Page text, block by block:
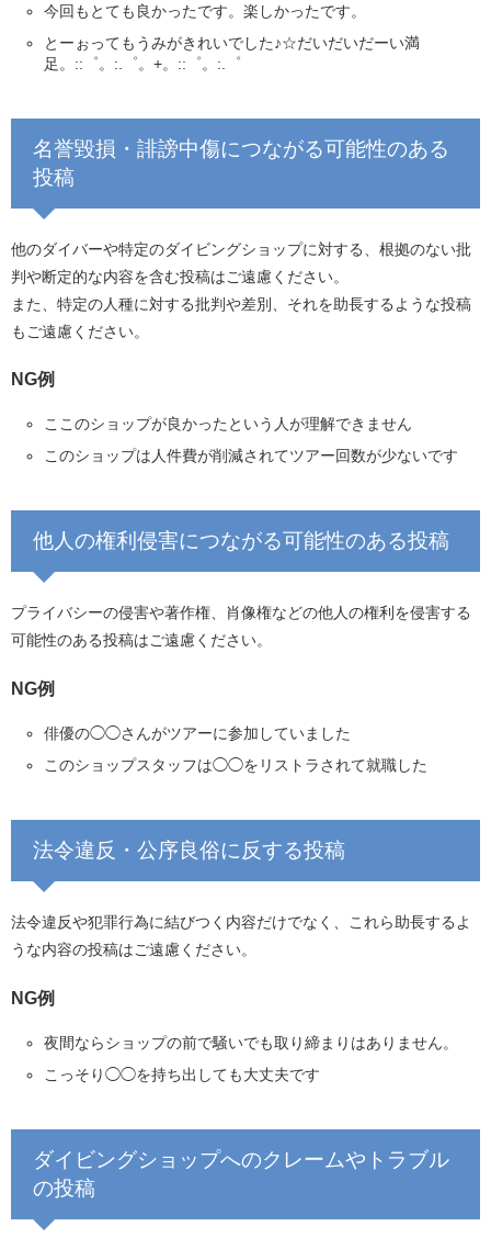
今回もとても良かったです。楽しかったです。
とーぉってもうみがきれいでした♪☆だいだいだーい満
足。::゜。:.゜。+。::゜。:.゜
名誉毀損・誹謗中傷につながる可能性のある
投稿
他のダイバーや特定のダイビングショップに対する、根拠のない批
判や断定的な内容を含む投稿はご遠慮ください。
また、特定の人種に対する批判や差別、それを助長するような投稿
もご遠慮ください。
NG例
ここのショップが良かったという人が理解できません
このショップは人件費が削減されてツアー回数が少ないです
他人の権利侵害につながる可能性のある投稿
プライバシーの侵害や著作権、肖像権などの他人の権利を侵害する
可能性のある投稿はご遠慮ください。
NG例
俳優の◯◯さんがツアーに参加していました
このショップスタッフは◯◯をリストラされて就職した
法令違反・公序良俗に反する投稿
法令違反や犯罪行為に結びつく内容だけでなく、これら助長するよ
うな内容の投稿はご遠慮ください。
NG例
夜間ならショップの前で騒いでも取り締まりはありません。
こっそり◯◯を持ち出しても大丈夫です
ダイビングショップへのクレームやトラブル
の投稿